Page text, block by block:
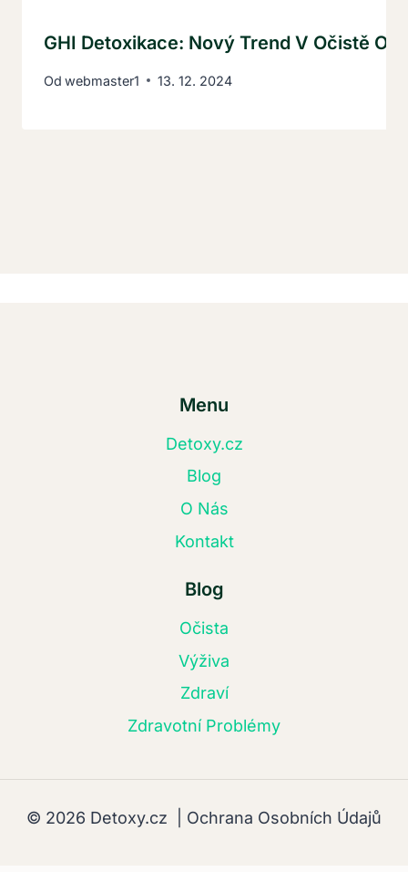
GHI Detoxikace: Nový Trend V Očistě
Od webmaster1 13. 12. 2024
Menu
Detoxy.cz
Blog
O Nás
Kontakt
Blog
Očista
Výživa
Zdraví
Zdravotní Problémy
© 2026 Detoxy.cz | Ochrana Osobních Údajů